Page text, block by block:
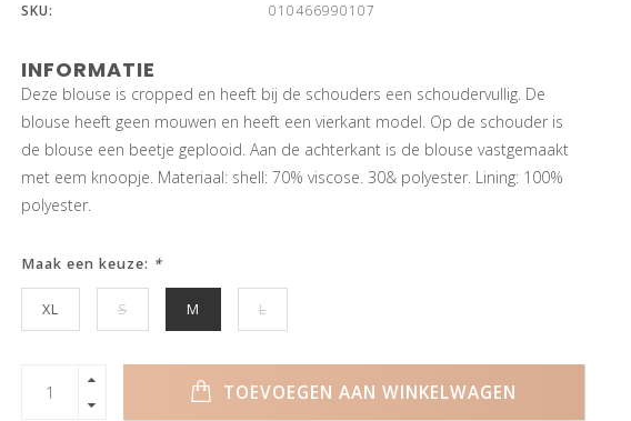
SKU:
010466990107
INFORMATIE
Deze blouse is cropped en heeft bij de schouders een schoudervullig. De
blouse heeft geen mouwen en heeft een vierkant model. Op de schouder is
de blouse een beetje geplooid. Aan de achterkant is de blouse vastgemaakt
met eem knoopje. Materiaal: shell: 70% viscose. 30& polyester. Lining: 100%
polyester.
Maak een keuze: *
XL S M L
TOEVOEGEN AAN WINKELWAGEN